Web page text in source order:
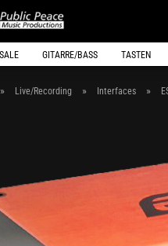
GITARRE/BASS TASTEN
» Live/Recording » Interfaces »